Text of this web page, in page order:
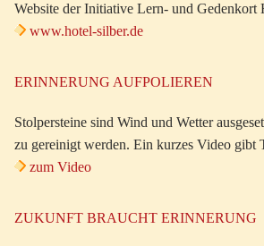
Website der Initiative Lern- und Gedenkort
www.hotel-silber.de
ERINNERUNG AUFPOLIEREN
Stolpersteine sind Wind und Wetter
zu gereinigt werden. Ein kurzes Video
zum Video
ZUKUNFT BRAUCHT ERINNERUNG